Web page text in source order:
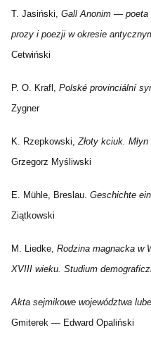
T. Jasiński, Gall Anonim — poeta
prozy i poezji w okresie
Cetwiński
P. O. Krafl, Polské provinciální
Zygner
K. Rzepkowski, Złoty kciuk.
Grzegorz Myśliwski
E. Mühle, Breslau. Geschichte
Ziątkowski
M. Liedke, Rodzina magnacka w
XVIII wieku. Studium
Akta sejmikowe województwa
Gmiterek — Edward Opaliński